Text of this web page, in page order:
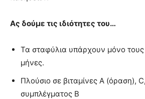
Ας δούμε τις ιδιότητες του…
Τα σταφύλια υπάρχουν μόνο τους
μήνες.
Πλούσιο σε βιταμίνες Α (όραση),
συμπλέγματος Β